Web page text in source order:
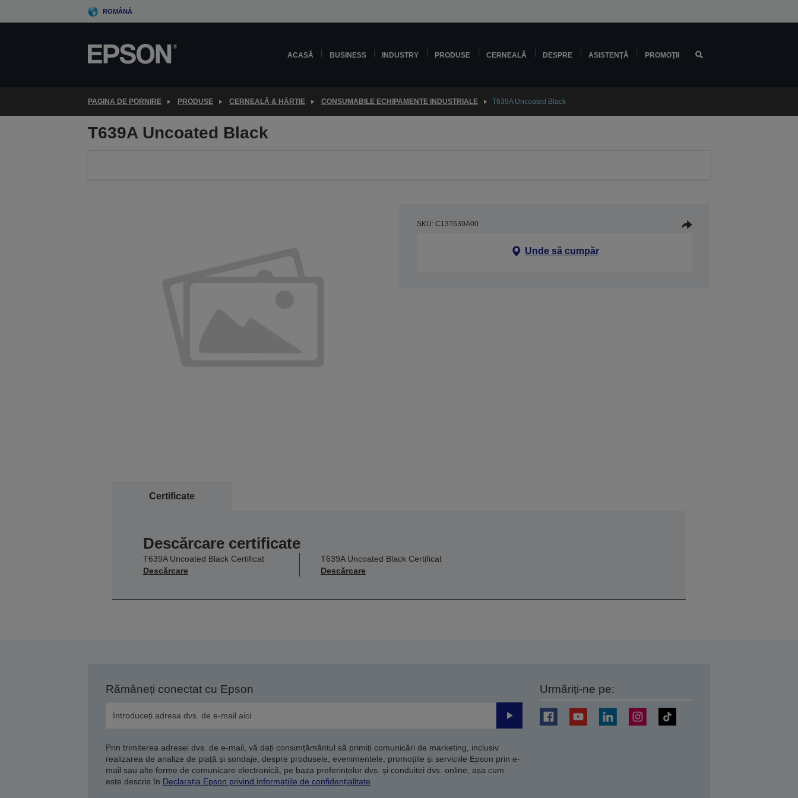
to
ROMÂNĂ
ACASĂ BUSINESS INDUSTRY PRODUSE CERNEALĂ DESPRE ASISTENŢĂ PROMOŢII
PAGINA DE PORNIRE PRODUSE CERNEALĂ & HÂRTIE CONSUMABILE ECHIPAMENTE INDUSTRIALE T639A Uncoated Black
T639A Uncoated Black
SKU: C13T639A00
Unde să cumpăr
Certificate
Descărcare certificate
T639A Uncoated Black Certificat
Descărcare
T639A Uncoated Black Certificat
Descărcare
Rămâneți conectat cu Epson
Trimiteți
Prin trimiterea adresei dvs. de e-mail, vă dați consimțământul să primiți comunicări de marketing, inclusiv
realizarea de analize de piață și sondaje, despre produsele, evenimentele, promoțiile și serviciile Epson prin e-
mail sau alte forme de comunicare electronică, pe baza preferințelor dvs. și conduitei dvs. online, așa cum
este descris în Declarația Epson privind informațiile de confidențialitate
Urmăriți-ne pe: